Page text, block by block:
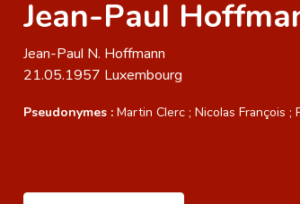
Jean-Paul
Jean-Paul N. Hoffmann
21.05.1957 Luxembourg
Pseudonymes : Martin Clerc ; Nicolas François ;